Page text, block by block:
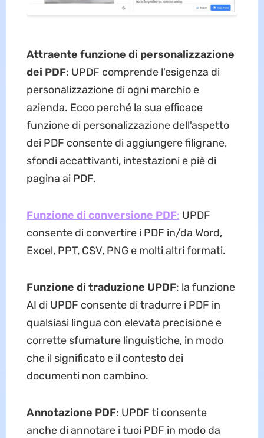
Attraente funzione di personalizzazione
dei PDF: UPDF comprende l'esigenza di
personalizzazione di ogni marchio e
azienda. Ecco perché la sua efficace
funzione di personalizzazione dell'aspetto
dei PDF consente di aggiungere filigrane,
sfondi accattivanti, intestazioni e piè di
pagina ai PDF.
Funzione di conversione PDF: UPDF
consente di convertire i PDF in/da Word,
Excel, PPT, CSV, PNG e molti altri formati.
Funzione di traduzione UPDF: la funzione
AI di UPDF consente di tradurre i PDF in
qualsiasi lingua con elevata precisione e
corrette sfumature linguistiche, in modo
che il significato e il contesto dei
documenti non cambino.
Annotazione PDF: UPDF ti consente
anche di annotare i tuoi PDF in modo da